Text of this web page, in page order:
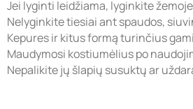
Jei lyginti leidžiama, lyginkite
Nelyginkite tiesiai ant spaudos,
Kepures ir kitus formą turinčius
Maudymosi kostiumėlius po
Nepalikite jų šlapių susuktų ar